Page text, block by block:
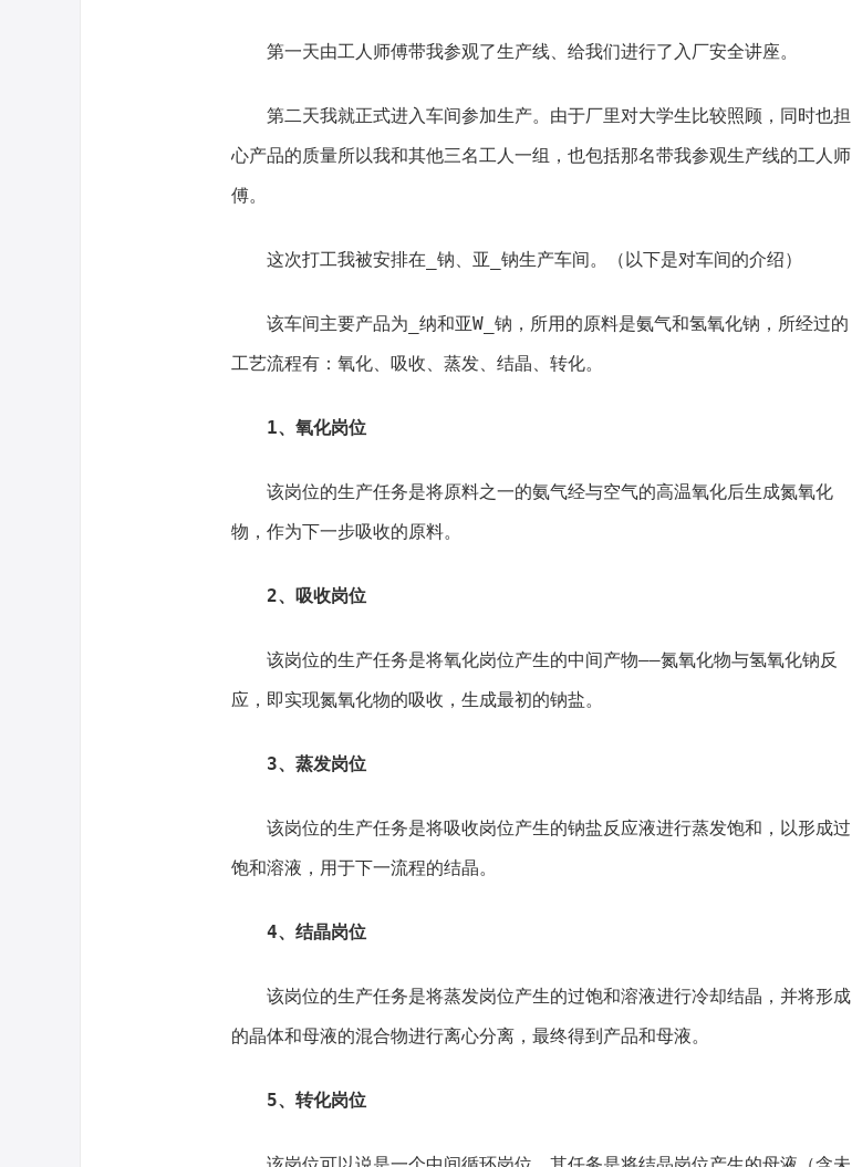
第一天由工人师傅带我参观了生产线、给我们进行了入厂安全讲座。
第二天我就正式进入车间参加生产。由于厂里对大学生比较照顾，同时也担
心产品的质量所以我和其他三名工人一组，也包括那名带我参观生产线的工人师
傅。
这次打工我被安排在_钠、亚_钠生产车间。（以下是对车间的介绍）
该车间主要产品为_纳和亚W_钠，所用的原料是氨气和氢氧化钠，所经过的
工艺流程有：氧化、吸收、蒸发、结晶、转化。
1、氧化岗位
该岗位的生产任务是将原料之一的氨气经与空气的高温氧化后生成氮氧化
物，作为下一步吸收的原料。
2、吸收岗位
该岗位的生产任务是将氧化岗位产生的中间产物——氮氧化物与氢氧化钠反
应，即实现氮氧化物的吸收，生成最初的钠盐。
3、蒸发岗位
该岗位的生产任务是将吸收岗位产生的钠盐反应液进行蒸发饱和，以形成过
饱和溶液，用于下一流程的结晶。
4、结晶岗位
该岗位的生产任务是将蒸发岗位产生的过饱和溶液进行冷却结晶，并将形成
的晶体和母液的混合物进行离心分离，最终得到产品和母液。
5、转化岗位